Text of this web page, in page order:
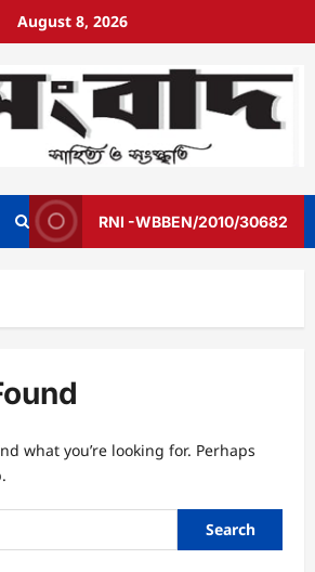
August 8, 2026
RNI -WBBEN/2010/30682
what you’re looking for. Perhaps